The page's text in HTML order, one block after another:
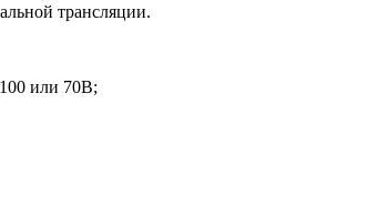
трансляции.
или 70В;